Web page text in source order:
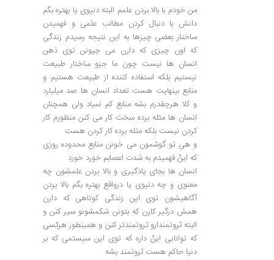
من خودم با بالا بردن علمم البته دنیوی یا بهتره بگم
دانش با دنبال کردن مطالب علمی و فهمیدن
ساختار بعضی چیزها به این نتیجه رسیدم زندگی
که اون چیزی که دارن می چپونن توی ذهن
انسان ها نیست چون ما جزو ساختار طبیعت
نیستیم بلکه استفاده کننده از طبیعت هستیم و
منابع بینهایت هست تعداد انسان ها صد میلیارد
و کلا هرچقدرم بشه منابع کم نمیاد ولی همچنان
انسان ها مثله برده سخت کار می کنن منظورم کار
کردن نیست بلکه مثله برده کار کردن هست
و هی تو گوشمون می خونن منابع محدوده روزی
که اینُ فهمیدم به شدت اعصابم خورد خورد
انسان ها بجای یادگیری و بالا بردن علمشون چه
معنوی و چه دنیوی یا درواقع بهتره بگم بالا بردن
آگاهیشون توی این زندگی کوتاهی که دارن
همش درگیر کارن که بتونن شکمشونو سیر کنن و
البته ثروتمندارو ثروتمندتر کنن و همینطور هرکسی
که توانایی اینُ داره که توی این سیستمی که بر
دنیا حاکم هست ثروتمند بشه